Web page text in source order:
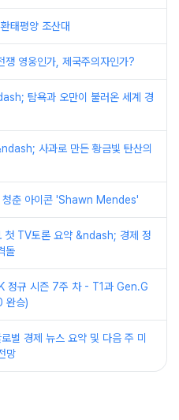
태평양 조산대
영웅인가, 제국주의자인가?
탐욕과 오만이 불러온 세계 경
사과로 만든 황금빛 탄산의
청춘 아이콘 'Shawn Mendes'
TV토론 요약 &ndash; 경제 정
돌
정규 시즌 7주 차 - T1과 Gen.G
완승)
벌 경제 뉴스 요약 및 다음 주 미
망